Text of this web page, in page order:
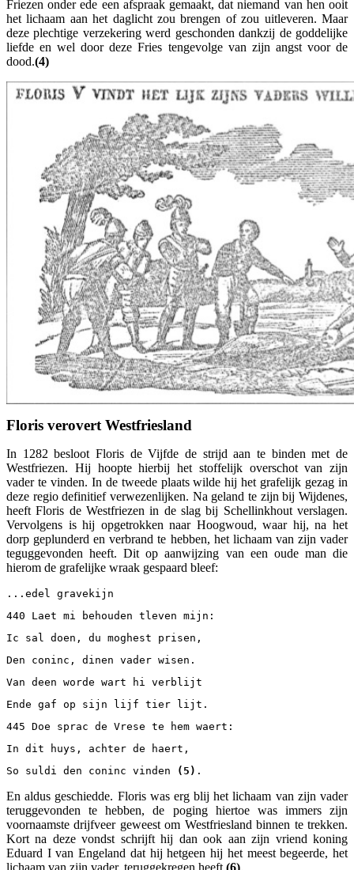
Friezen onder ede een afspraak gemaakt, dat niemand van hen ooit
het lichaam aan het daglicht zou brengen of zou uitleveren. Maar
deze plechtige verzekering werd geschonden dankzij de goddelijke
liefde en wel door deze Fries tengevolge van zijn angst voor de
dood.(4)
Floris verovert Westfriesland
In 1282 besloot Floris de Vijfde de strijd aan te binden met de
Westfriezen. Hij hoopte hierbij het stoffelijk overschot van zijn
vader te vinden. In de tweede plaats wilde hij het grafelijk gezag in
deze regio definitief verwezenlijken. Na geland te zijn bij Wijdenes,
heeft Floris de Westfriezen in de slag bij Schellinkhout verslagen.
Vervolgens is hij opgetrokken naar Hoogwoud, waar hij, na het
dorp geplunderd en verbrand te hebben, het lichaam van zijn vader
teguggevonden heeft. Dit op aanwijzing van een oude man die
hierom de grafelijke wraak gespaard bleef:
...edel gravekijn
440 Laet mi behouden tleven mijn:
Ic sal doen, du moghest prisen,
Den coninc, dinen vader wisen.
Van deen worde wart hi verblijt
Ende gaf op sijn lijf tier lijt.
445 Doe sprac de Vrese te hem waert:
In dit huys, achter de haert,
So suldi den coninc vinden
(5) .
En aldus geschiedde. Floris was erg blij het lichaam van zijn vader
teruggevonden te hebben, de poging hiertoe was immers zijn
voornaamste drijfveer geweest om Westfriesland binnen te trekken.
Kort na deze vondst schrijft hij dan ook aan zijn vriend koning
Eduard I van Engeland dat hij hetgeen hij het meest begeerde, het
lichaam van zijn vader, teruggekregen heeft (6).